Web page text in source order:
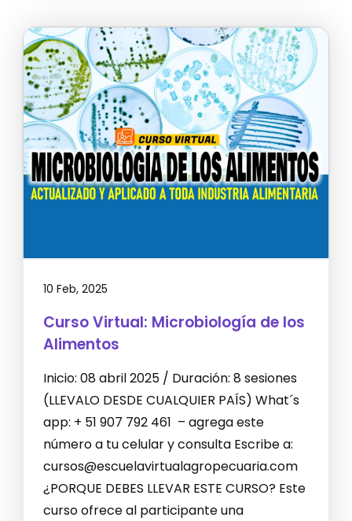
10 Feb, 2025
Curso Virtual: Microbiología de los
Alimentos
Inicio: 08 abril 2025 / Duración: 8 sesiones
(LLEVALO DESDE CUALQUIER PAÍS) What´s
app: + 51 907 792 461 – agrega este
número a tu celular y consulta Escribe a:
cursos@escuelavirtualagropecuaria.com
¿PORQUE DEBES LLEVAR ESTE CURSO? Este
curso ofrece al participante una